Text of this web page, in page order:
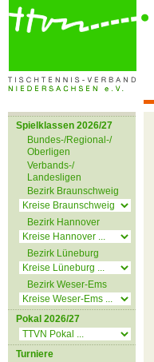
Spielklassen 2026/27
Bundes-/Regional-/
Oberligen
Verbands-/
Landesligen
Bezirk Braunschweig
Bezirk Hannover
Bezirk Lüneburg
Bezirk Weser-Ems
Pokal 2026/27
Turniere